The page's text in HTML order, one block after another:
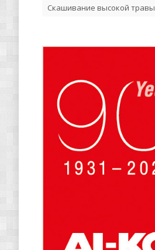
Скашивание высокой травы